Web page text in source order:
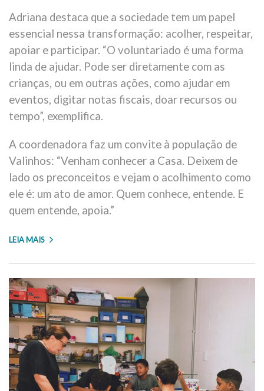
Adriana destaca que a sociedade tem um papel
essencial nessa transformação: acolher, respeitar,
apoiar e participar. “O voluntariado é uma forma
linda de ajudar. Pode ser diretamente com as
crianças, ou em outras ações, como ajudar em
eventos, digitar notas fiscais, doar recursos ou
tempo”, exemplifica.
A coordenadora faz um convite à população de
Valinhos: “Venham conhecer a Casa. Deixem de
lado os preconceitos e vejam o acolhimento como
ele é: um ato de amor. Quem conhece, entende. E
quem entende, apoia.”
LEIA MAIS